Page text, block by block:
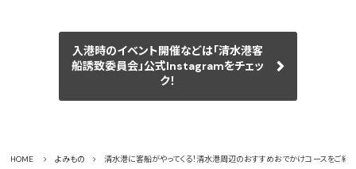
入港時のイベント開催などは「清水港客
船誘致委員会」公式Instagramをチェッ
ク！
HOME よみもの 清水港に客船がやってくる！清水港周辺のおすすめおでかけコースをご紹